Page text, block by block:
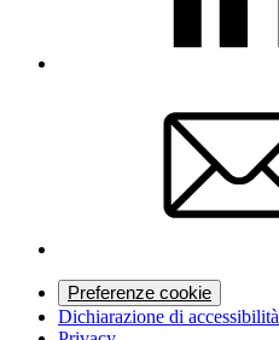
Preferenze cookie
Dichiarazione di accessibilità